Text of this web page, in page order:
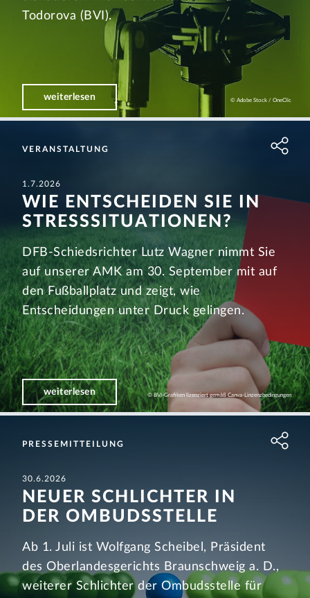
Todorova (BVI).
weiterlesen © Adobe Stock / OneClic
VERANSTALTUNG
1.7.2026
WIE ENT­SCHEIDEN SIE IN
STRESS­SITUA­TIONEN?
DFB-Schiedsrichter Lutz Wagner nimmt Sie
auf unserer AMK am 30. September mit auf
den Fußballplatz und zeigt, wie
Entscheidungen unter Druck gelingen.
weiterlesen © BVI-Grafiken lizenziert gemäß Canva-Linzenzbedingungen
PRESSEMITTEILUNG
30.6.2026
NEUER SCHLICHTER IN
DER OMBUDS­STELLE
Ab 1. Juli ist Wolfgang Scheibel, Präsident
des Oberlandesgerichts Braunschweig a. D.,
weiterer Schlichter der Ombudsstelle für